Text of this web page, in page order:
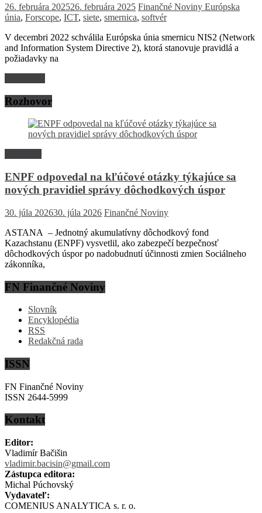
26. februára 202526. februára 2025 Finančné Noviny Európska
únia, Forscope, ICT, siete, smernica, softvér
V decembri 2022 schválila Európska únia smernicu NIS2 (Network
and Information System Directive 2), ktorá stanovuje pravidlá a
požiadavky na
Rozhovor
ENPF odpovedal na kľúčové otázky týkajúce sa
nových pravidiel správy dôchodkových úspor
30. júla 202630. júla 2026 Finančné Noviny
ASTANA – Jednotný akumulatívny dôchodkový fond
Kazachstanu (ENPF) vysvetlil, ako zabezpečí bezpečnosť
dôchodkových úspor po nadobudnutí účinnosti zmien Sociálneho
zákonníka,
FN Finančné Noviny
Slovník
Encyklopédia
RSS
Redakčná rada
ISSN
FN Finančné Noviny
ISSN 2644-5999
Kontakt
Editor:
Vladimír Bačišin
vladimir.bacisin@gmail.com
Zástupca editora:
Michal Púchovský
Vydavateľ:
COMENIUS ANALYTICA s. r. o.